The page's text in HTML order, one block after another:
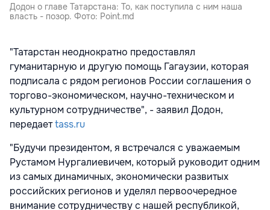
Додон о главе Татарстана: То, как поступила с ним наша
власть - позор. Фото: Point.md
"Татарстан неоднократно предоставлял
гуманитарную и другую помощь Гагаузии, которая
подписала с рядом регионов России соглашения о
торгово-экономическом, научно-техническом и
культурном сотрудничестве", - заявил Додон,
передаетtass.ru
"Будучи президентом, я встречался с уважаемым
Рустамом Нургалиевичем, который руководит одним
из самых динамичных, экономически развитых
российских регионов и уделял первоочередное
внимание сотрудничеству с нашей республикой,